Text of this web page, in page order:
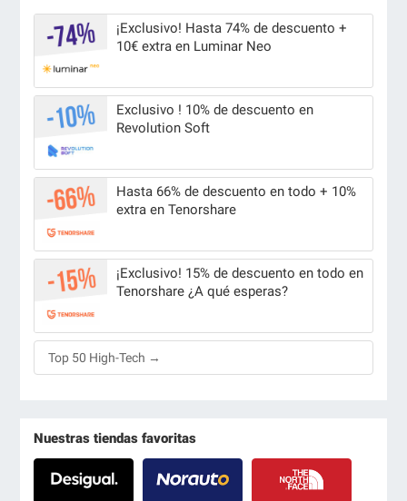
¡Exclusivo! Hasta 74% de descuento +
10€ extra en Luminar Neo
Exclusivo ! 10% de descuento en
Revolution Soft
Hasta 66% de descuento en todo + 10%
extra en Tenorshare
¡Exclusivo! 15% de descuento en todo en
Tenorshare ¿A qué esperas?
Top 50 High-Tech →
Nuestras tiendas favoritas